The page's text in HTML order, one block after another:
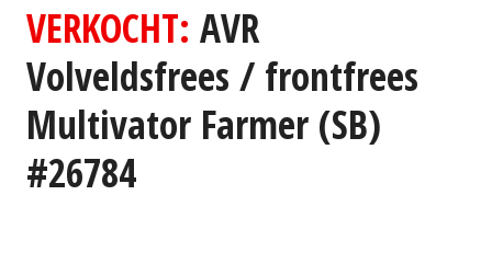
VERKOCHT: AVR
Volveldsfrees / frontfrees
Multivator Farmer (SB)
#26784